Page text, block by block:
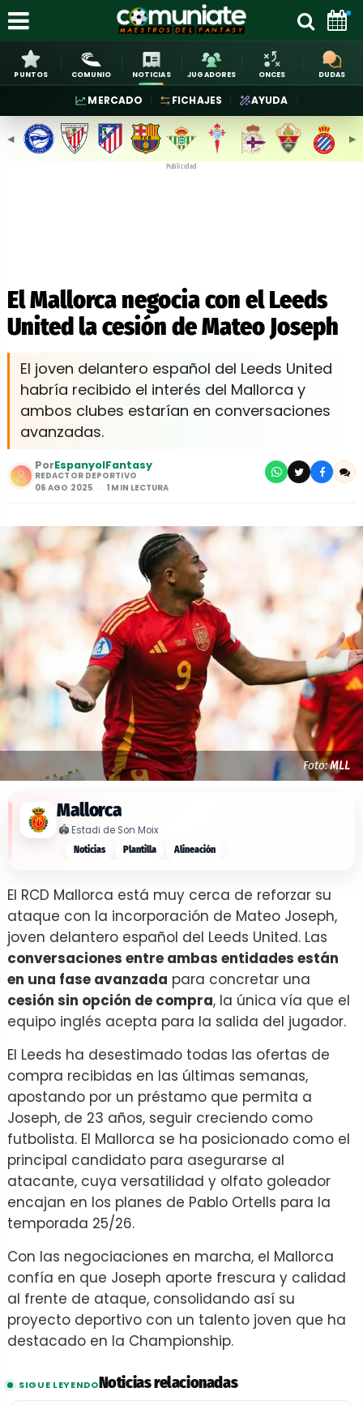
PUNTOS COMUNIO NOTICIAS JUGADORES ONCES DUDAS
MERCADO FICHAJES AYUDA
◀︎ ▶︎
Publicidad
El Mallorca negocia con el Leeds
United la cesión de Mateo Joseph
El joven delantero español del Leeds United
habría recibido el interés del Mallorca y
ambos clubes estarían en conversaciones
avanzadas.
PorEspanyolFantasy
REDACTOR DEPORTIVO
06 AGO 2025
1 MIN LECTURA
Foto:MLL
Mallorca
🏟️Estadi de Son Moix
Noticias Plantilla Alineación
El RCD Mallorca está muy cerca de reforzar su
ataque con la incorporación de Mateo Joseph,
joven delantero español del Leeds United. Las
conversaciones entre ambas entidades están
en una fase avanzada para concretar una
cesión sin opción de compra, la única vía que el
equipo inglés acepta para la salida del jugador.
El Leeds ha desestimado todas las ofertas de
compra recibidas en las últimas semanas,
apostando por un préstamo que permita a
Joseph, de 23 años, seguir creciendo como
futbolista. El Mallorca se ha posicionado como el
principal candidato para asegurarse al
atacante, cuya versatilidad y olfato goleador
encajan en los planes de Pablo Ortells para la
temporada 25/26.
Con las negociaciones en marcha, el Mallorca
confía en que Joseph aporte frescura y calidad
al frente de ataque, consolidando así su
proyecto deportivo con un talento joven que ha
destacado en la Championship.
SIGUE LEYENDONoticias relacionadas